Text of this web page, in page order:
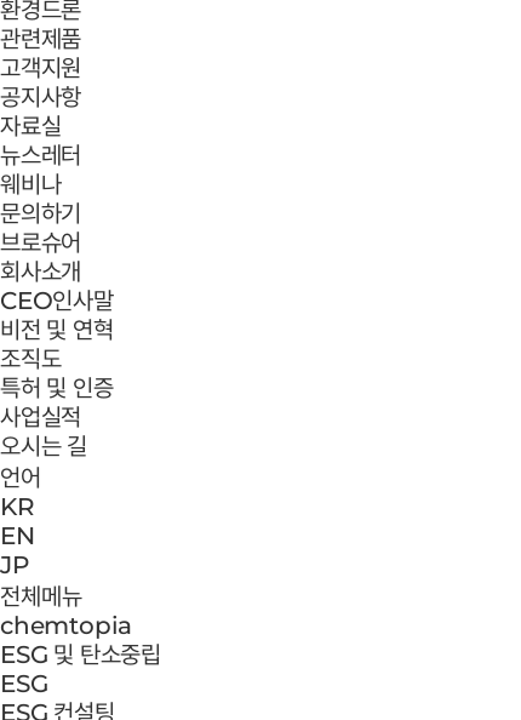
환경드론
관련제품
고객지원
공지사항
자료실
뉴스레터
웨비나
문의하기
브로슈어
회사소개
CEO인사말
비전 및 연혁
조직도
특허 및 인증
사업실적
오시는 길
언어
KR
EN
JP
전체메뉴
chemtopia
ESG 및 탄소중립
ESG
ESG 컨설팅